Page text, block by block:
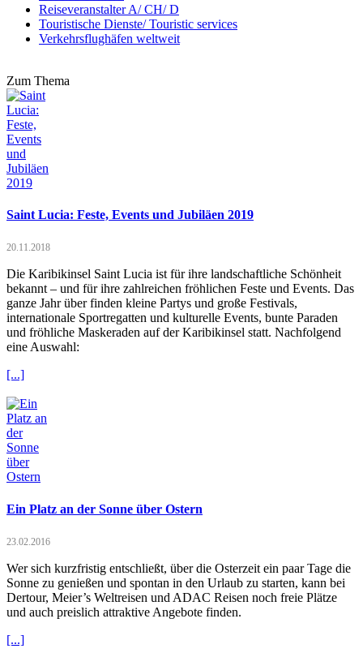
Reiseveranstalter A/ CH/ D
Touristische Dienste/ Touristic services
Verkehrsflughäfen weltweit
Zum Thema
Saint Lucia: Feste, Events und Jubiläen 2019
20.11.2018
Die Karibikinsel Saint Lucia ist für ihre landschaftliche Schönheit
bekannt – und für ihre zahlreichen fröhlichen Feste und Events. Das
ganze Jahr über finden kleine Partys und große Festivals,
internationale Sportregatten und kulturelle Events, bunte Paraden
und fröhliche Maskeraden auf der Karibikinsel statt. Nachfolgend
eine Auswahl:
[...]
Ein Platz an der Sonne über Ostern
23.02.2016
Wer sich kurzfristig entschließt, über die Osterzeit ein paar Tage die
Sonne zu genießen und spontan in den Urlaub zu starten, kann bei
Dertour, Meier’s Weltreisen und ADAC Reisen noch freie Plätze
und auch preislich attraktive Angebote finden.
[...]